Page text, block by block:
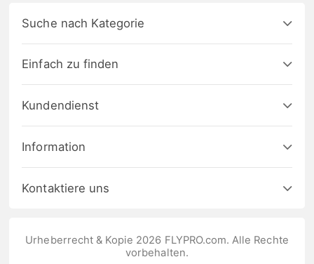
Suche nach Kategorie
Einfach zu finden
Kundendienst
Information
Kontaktiere uns
Urheberrecht & Kopie 2026 FLYPRO.com. Alle Rechte
vorbehalten.